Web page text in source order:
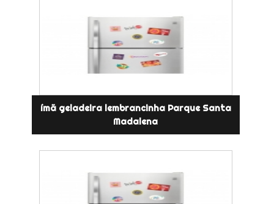
ímã geladeira lembrancinha Parque Santa
Madalena